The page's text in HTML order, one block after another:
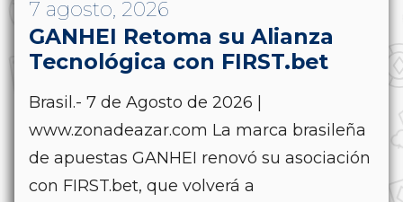
7 agosto, 2026
GANHEI Retoma su Alianza
Tecnológica con FIRST.bet
Brasil.- 7 de Agosto de 2026 |
www.zonadeazar.com La marca brasileña
de apuestas GANHEI renovó su asociación
con FIRST.bet, que volverá a